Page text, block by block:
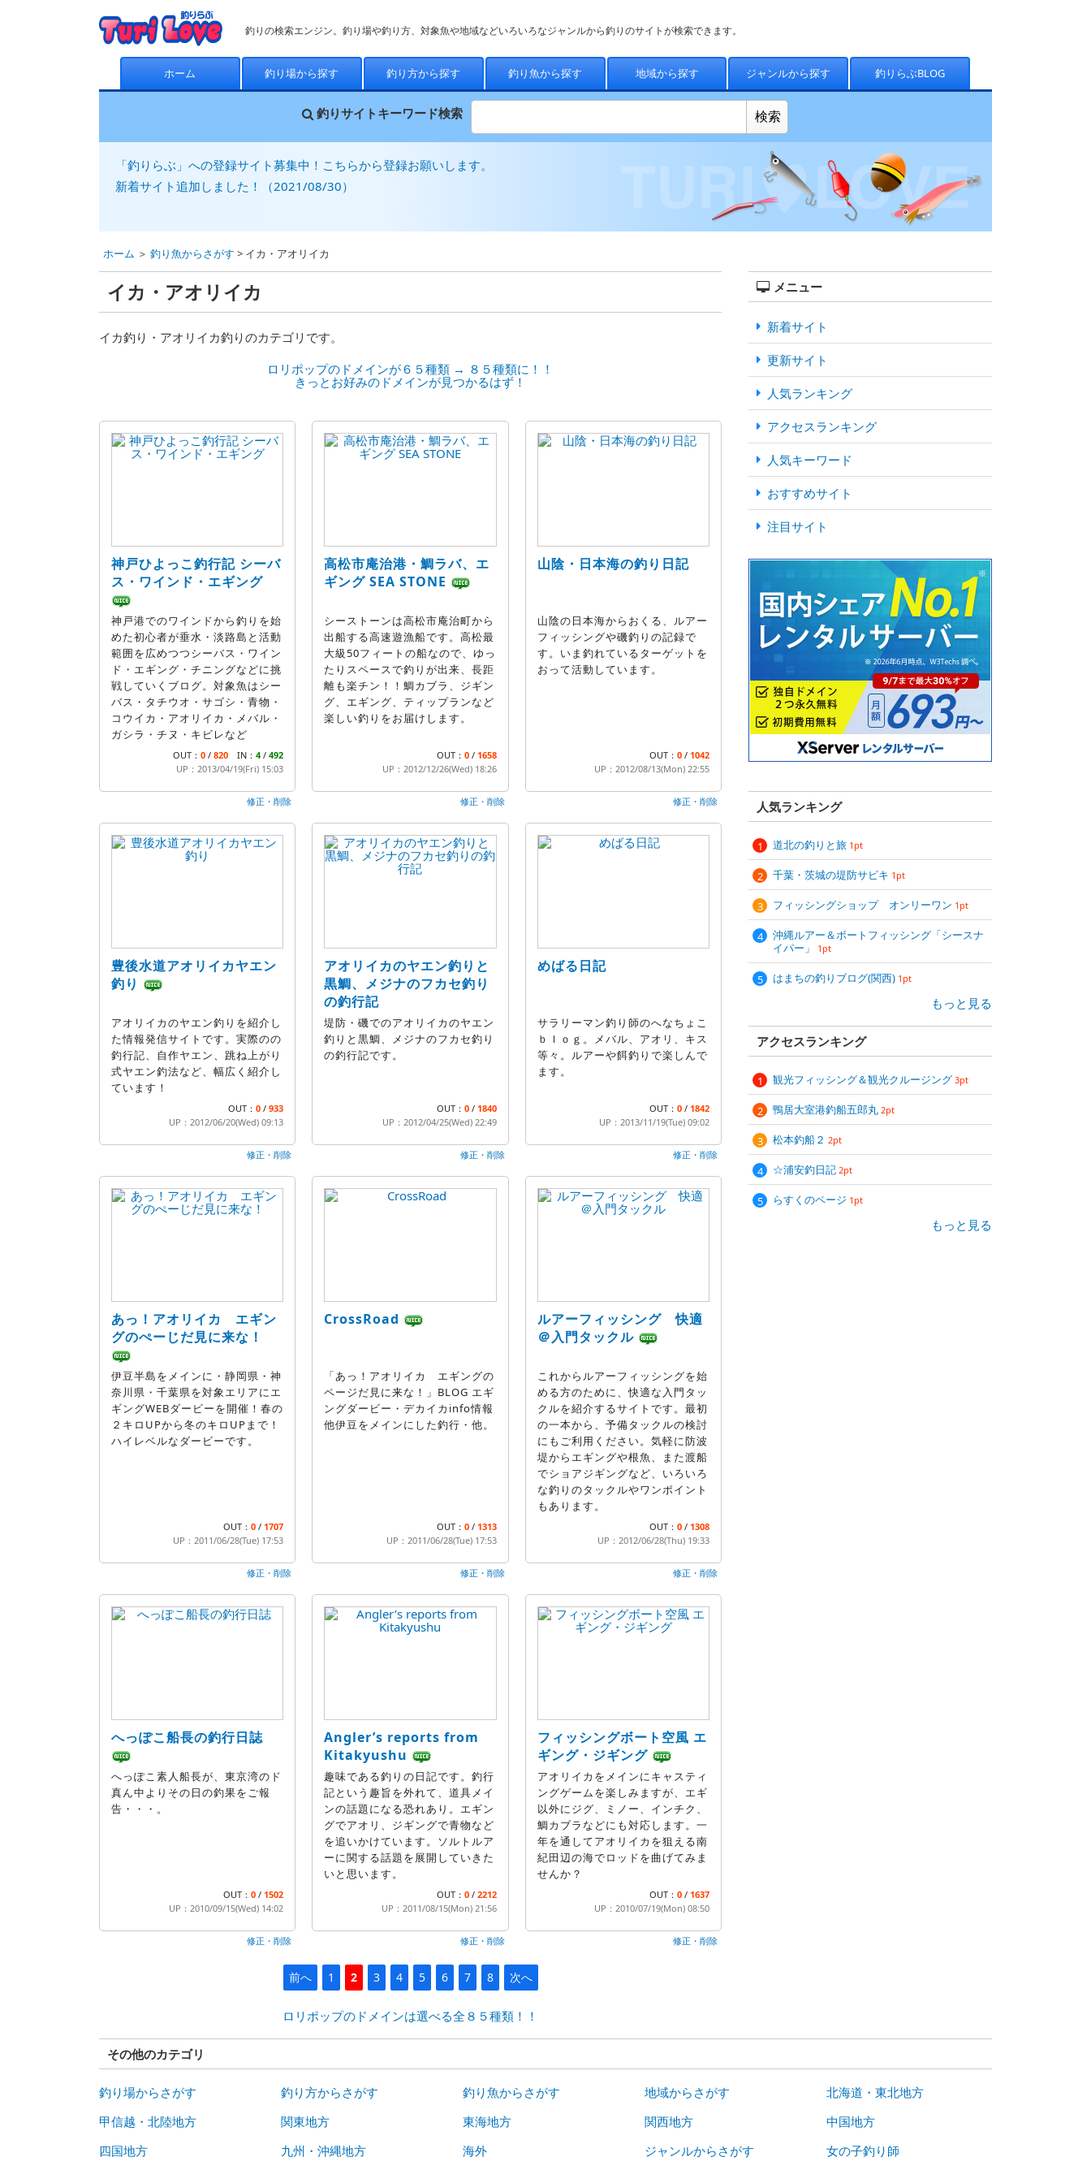
釣りの検索エンジン。釣り場や釣り方、対象魚や地域などいろいろなジャンルから釣りのサイトが検索できます。
ホーム 釣り場から探す 釣り方から探す 釣り魚から探す 地域から探す ジャンルから探す 釣りらぶBLOG
釣りサイトキーワード検索
「釣りらぶ」への登録サイト募集中！こちらから登録お願いします。
新着サイト追加しました！（2021/08/30）
ホーム ＞ 釣り魚からさがす > イカ・アオリイカ
イカ・アオリイカ
イカ釣り・アオリイカ釣りのカテゴリです。
ロリポップのドメインが６５種類 → ８５種類に！！
きっとお好みのドメインが見つかるはず！
神戸ひよっこ釣行記 シーバ
ス・ワインド・エギング
神戸港でのワインドから釣りを始
めた初心者が垂水・淡路島と活動
範囲を広めつつシーバス・ワイン
ド・エギング・チニングなどに挑
戦していくブログ。対象魚はシー
バス・タチウオ・サゴシ・青物・
コウイカ・アオリイカ・メバル・
ガシラ・チヌ・キビレなど
OUT：0 /820 IN：4/492
UP：2013/04/19(Fri) 15:03
修正・削除
高松市庵治港・鯛ラバ、エ
ギング SEA STONE
シーストーンは高松市庵治町から
出船する高速遊漁船です。高松最
大級50フィートの船なので、ゆっ
たりスペースで釣りが出来、長距
離も楽チン！！鯛カブラ、ジギン
グ、エギング、ティップランなど
楽しい釣りをお届けします。
OUT： 0/ 1658
UP：2012/12/26(Wed) 18:26
修正・削除
山陰・日本海の釣り日記
山陰の日本海からおくる、ルアー
フィッシングや磯釣りの記録で
す。いま釣れているターゲットを
おって活動しています。
OUT： 0/ 1042
UP：2012/08/13(Mon) 22:55
修正・削除
豊後水道アオリイカヤエン
釣り
アオリイカのヤエン釣りを紹介し
た情報発信サイトです。実際のの
釣行記、自作ヤエン、跳ね上がり
式ヤエン釣法など、幅広く紹介し
ています！
OUT：0 /933
UP：2012/06/20(Wed) 09:13
修正・削除
アオリイカのヤエン釣りと
黒鯛、メジナのフカセ釣り
の釣行記
堤防・磯でのアオリイカのヤエン
釣りと黒鯛、メジナのフカセ釣り
の釣行記です。
OUT： 0/ 1840
UP：2012/04/25(Wed) 22:49
修正・削除
めばる日記
サラリーマン釣り師のへなちょこ
ｂｌｏｇ。メバル、アオリ、キス
等々。ルアーや餌釣りで楽しんで
ます。
OUT： 0/ 1842
UP：2013/11/19(Tue) 09:02
修正・削除
あっ！アオリイカ エギン
グのぺーじだ見に来な！
伊豆半島をメインに・静岡県・神
奈川県・千葉県を対象エリアにエ
ギングWEBダービーを開催！春の
２キロUPから冬のキロUPまで！
ハイレベルなダービーです。
OUT：0 /1707
UP：2011/06/28(Tue) 17:53
修正・削除
CrossRoad
「あっ！アオリイカ エギングの
ページだ見に来な！」BLOG エギ
ングダービー・デカイカinfo情報
他伊豆をメインにした釣行・他。
OUT： 0/ 1313
UP：2011/06/28(Tue) 17:53
修正・削除
ルアーフィッシング 快適
＠入門タックル
これからルアーフィッシングを始
める方のために、快適な入門タッ
クルを紹介するサイトです。最初
の一本から、予備タックルの検討
にもご利用ください。気軽に防波
堤からエギングや根魚、また渡船
でショアジギングなど、いろいろ
な釣りのタックルやワンポイント
もあります。
OUT： 0/ 1308
UP：2012/06/28(Thu) 19:33
修正・削除
へっぽこ船長の釣行日誌
へっぽこ素人船長が、東京湾のド
真ん中よりその日の釣果をご報
告・・・。
OUT：0 /1502
UP：2010/09/15(Wed) 14:02
修正・削除
Angler’s reports from
Kitakyushu
趣味である釣りの日記です。釣行
記という趣旨を外れて、道具メイ
ンの話題になる恐れあり。エギン
グでアオリ、ジギングで青物など
を追いかけています。ソルトルア
ーに関する話題を展開していきた
いと思います。
OUT： 0/ 2212
UP：2011/08/15(Mon) 21:56
修正・削除
フィッシングボート空風 エ
ギング・ジギング
アオリイカをメインにキャスティ
ングゲームを楽しみますが、エギ
以外にジグ、ミノー、インチク、
鯛カブラなどにも対応します。一
年を通してアオリイカを狙える南
紀田辺の海でロッドを曲げてみま
せんか？
OUT： 0/ 1637
UP：2010/07/19(Mon) 08:50
修正・削除
前へ 1 2 3 4 5 6 7 8 次へ
ロリポップのドメインは選べる全８５種類！！
メニュー
新着サイト
更新サイト
人気ランキング
アクセスランキング
人気キーワード
おすすめサイト
注目サイト
人気ランキング
道北の釣りと旅 1pt
千葉・茨城の堤防サビキ 1pt
フィッシングショップ オンリーワン 1pt
沖縄ルアー＆ボートフィッシング「シースナ
イパー」
1pt
はまちの釣りブログ(関西) 1pt
もっと見る
アクセスランキング
観光フィッシング＆観光クルージング 3pt
鴨居大室港釣船五郎丸 2pt
松本釣船２ 2pt
☆浦安釣日記 2pt
らすくのページ 1pt
もっと見る
その他のカテゴリ
釣り場からさがす 釣り方からさがす 釣り魚からさがす 地域からさがす
北海道・東北地方
甲信越・北陸地方
関東地方 東海地方 関西地方
中国地方
四国地方
九州・沖縄地方 海外 ジャンルからさがす 女の子釣り師